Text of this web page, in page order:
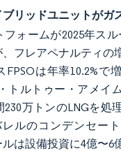
リッドユニットがガ
ォームが2025年スル
フレアペナルティの
は年率10.2%で
トルトゥー・アメイ
万トンのLNGを処
ルのコンデンセー
は設備投資に4億〜6